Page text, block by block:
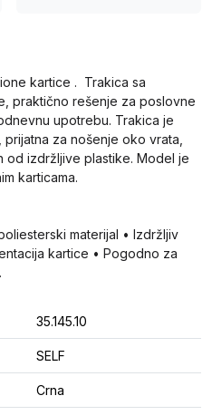
kartice . Trakica sa
praktično rešenje za poslovne
upotrebu. Trakica je
za nošenje oko vrata,
izdržljive plastike. Model je
karticama.
materijal • Izdržljiv
kartice • Pogodno za
35.145.10
SELF
Crna